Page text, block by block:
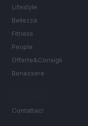
Lifestyle
Bellezza
Fitness
People
Offerte&Consigli
Benessere
Contattaci